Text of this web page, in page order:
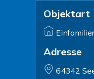
Objektart
Adresse
64342